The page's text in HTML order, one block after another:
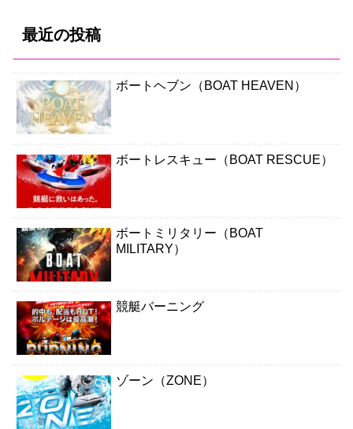
最近の投稿
ボートヘブン（BOAT HEAVEN）
ボートレスキュー（BOAT RESCUE）
ボートミリタリー（BOAT
MILITARY）
競艇バーニング
ゾーン（ZONE）